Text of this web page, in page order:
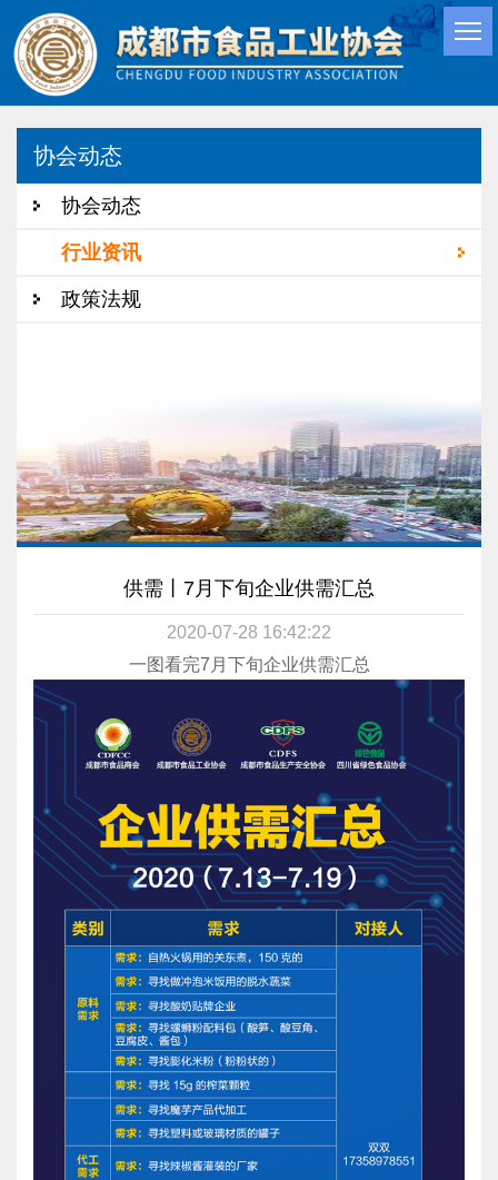
协会动态
协会动态
行业资讯
政策法规
供需丨7月下旬企业供需汇总
2020-07-28 16:42:22
一图看完7月下旬企业供需汇总